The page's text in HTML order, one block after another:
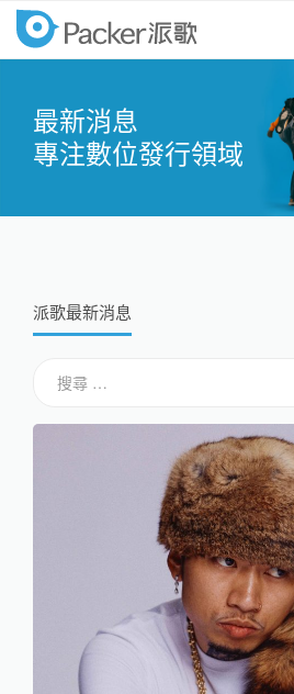
packer
最新消息
專注數位發行領域
派歌最新消息